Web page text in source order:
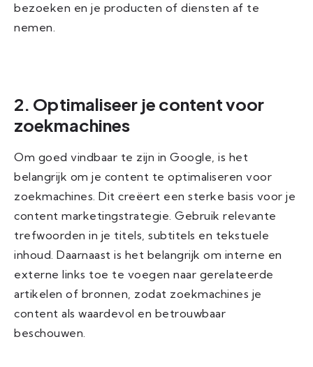
bezoeken en je producten of diensten af te
nemen.
2. Optimaliseer je content voor
zoekmachines
Om goed vindbaar te zijn in Google, is het
belangrijk om je content te optimaliseren voor
zoekmachines. Dit creëert een sterke basis voor je
content marketingstrategie. Gebruik relevante
trefwoorden in je titels, subtitels en tekstuele
inhoud. Daarnaast is het belangrijk om interne en
externe links toe te voegen naar gerelateerde
artikelen of bronnen, zodat zoekmachines je
content als waardevol en betrouwbaar
beschouwen.